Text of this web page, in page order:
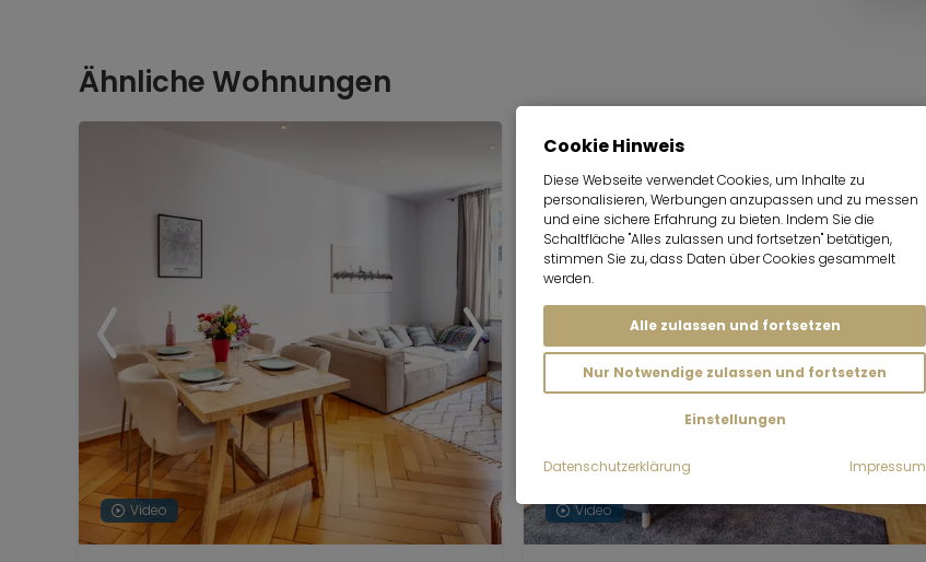
Ähnliche Wohnungen
Video Video
Cookie Hinweis
Diese Webseite verwendet Cookies, um Inhalte zu
personalisieren, Werbungen anzupassen und zu messen
und eine sichere Erfahrung zu bieten. Indem Sie die
Schaltfläche "Alles zulassen und fortsetzen" betätigen,
stimmen Sie zu, dass Daten über Cookies gesammelt
werden.
Alle zulassen und fortsetzen
Nur Notwendige zulassen und fortsetzen
Einstellungen
Datenschutzerklärung Impressum